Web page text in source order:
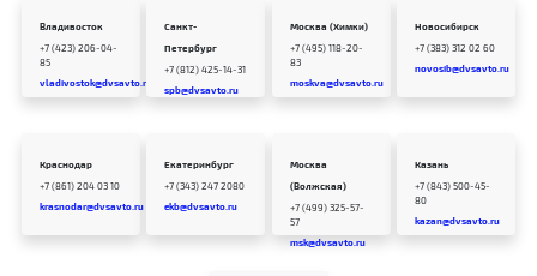
Владивосток
+7 (423) 206-04-
85
vladivostok@dvsavto.ru
Санкт-
Петербург
+7 (812) 425-14-31
spb@dvsavto.ru
Москва (Химки)
+7 (495) 118-20-
83
moskva@dvsavto.ru
Новосибирск
+7 (383) 312 02 60
novosib@dvsavto.ru
Краснодар
+7 (861) 204 03 10
krasnodar@dvsavto.ru
Екатеринбург
+7 (343) 247 2080
ekb@dvsavto.ru
Москва
(Волжская)
+7 (499) 325-57-
57
msk@dvsavto.ru
Казань
+7 (843) 500-45-
80
kazan@dvsavto.ru